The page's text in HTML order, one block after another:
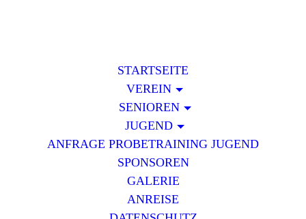
STARTSEITE
VEREIN
SENIOREN
JUGEND
ANFRAGE PROBETRAINING JUGEND
SPONSOREN
GALERIE
ANREISE